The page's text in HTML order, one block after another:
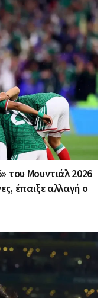
του Μουντιάλ 2026
έπαιξε αλλαγή ο